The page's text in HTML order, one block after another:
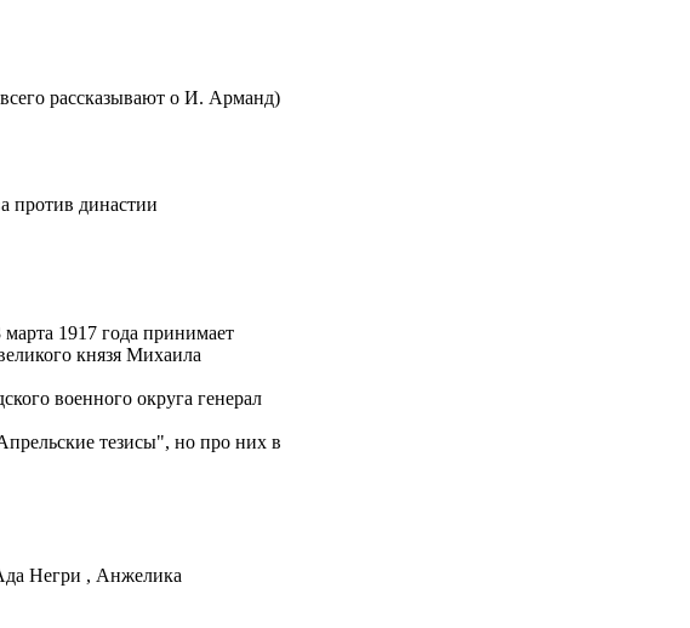
рассказывают о И. Арманд)
против династии
1917 года принимает
князя Михаила
военного округа генерал
тезисы", но про них в
Негри , Анжелика